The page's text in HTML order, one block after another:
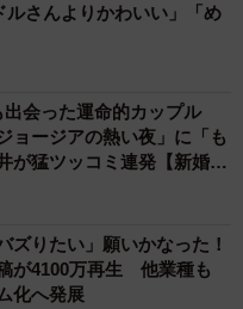
１０年を越えたあたり
初期の明るさの７０％
ています。使い続けた
あるため、早めに器具
。
購入には、自治体の補
ます。自治体のサイト
TERASU」で確
さんよりかわいい」「め
出会った運命的カップル
ョージアの熱い夜」に「も
が猛ツッコミ連発【新婚さ
ズりたい」願いかなった！
が4100万再生 他業種も
化へ発展